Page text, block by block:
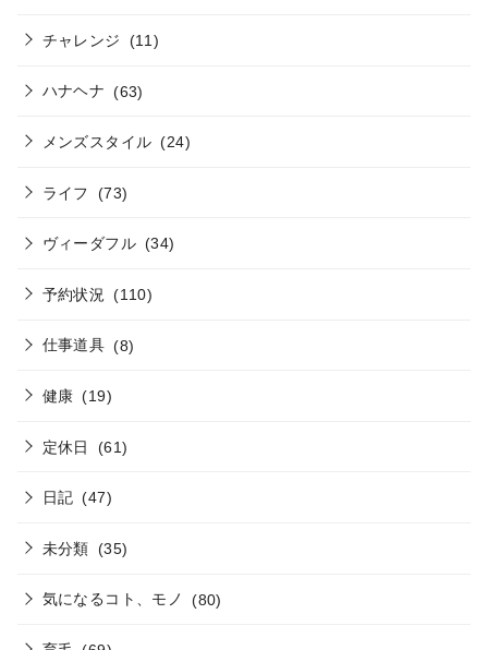
チャレンジ (11)
ハナヘナ (63)
メンズスタイル (24)
ライフ (73)
ヴィーダフル (34)
予約状況 (110)
仕事道具 (8)
健康 (19)
定休日 (61)
日記 (47)
未分類 (35)
気になるコト、モノ (80)